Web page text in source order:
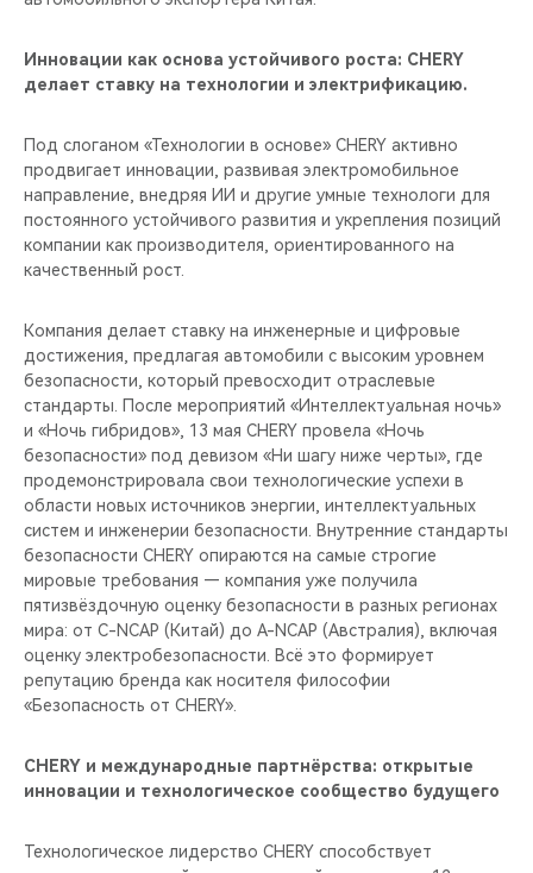
Инновации как основа устойчивого роста: CHERY
делает ставку на технологии и электрификацию.
Под слоганом «Технологии в основе» CHERY активно
продвигает инновации, развивая электромобильное
направление, внедряя ИИ и другие умные технологи для
постоянного устойчивого развития и укрепления позиций
компании как производителя, ориентированного на
качественный рост.
Компания делает ставку на инженерные и цифровые
достижения, предлагая автомобили с высоким уровнем
безопасности, который превосходит отраслевые
стандарты. После мероприятий «Интеллектуальная ночь»
и «Ночь гибридов», 13 мая CHERY провела «Ночь
безопасности» под девизом «Ни шагу ниже черты», где
продемонстрировала свои технологические успехи в
области новых источников энергии, интеллектуальных
систем и инженерии безопасности. Внутренние стандарты
безопасности CHERY опираются на самые строгие
мировые требования — компания уже получила
пятизвёздочную оценку безопасности в разных регионах
мира: от C-NCAP (Китай) до A-NCAP (Австралия), включая
оценку электробезопасности. Всё это формирует
репутацию бренда как носителя философии
«Безопасность от CHERY».
CHERY и международные партнёрства: открытые
инновации и технологическое сообщество будущего
Технологическое лидерство CHERY способствует